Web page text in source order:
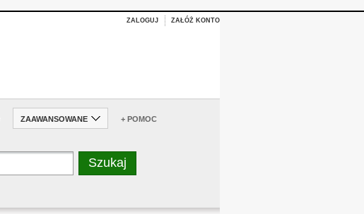
ZALOGUJ ZAŁÓŻ KONTO
ZAAWANSOWANE + POMOC